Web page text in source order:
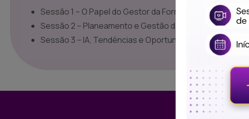
Sessão 1 – O Papel do Gestor da Formação
Sessão 2 – Planeamento e Gestão da Formação
Sessão 3 – IA, Tendências e Oportunidades